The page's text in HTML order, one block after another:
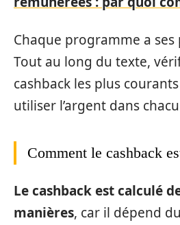
Chaque programme a
Tout au long du texte,
cashback les plus
utiliser l’argent dans
Comment le cashback
Le cashback est calculé
manières, car il dépend